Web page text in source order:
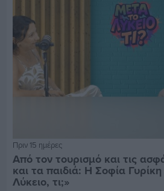
Πριν 15 ημέρες
Από τον τουρισμό και τις
και τα παιδιά: Η Σοφία
Λύκειο, τι;»